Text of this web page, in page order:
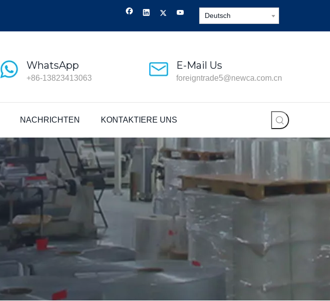
Deutsch
WhatsApp
+86-13823413063
E-Mail Us
foreigntrade5@newca.com.cn
NACHRICHTEN KONTAKTIERE UNS